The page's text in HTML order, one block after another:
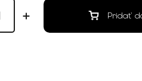
Pridať